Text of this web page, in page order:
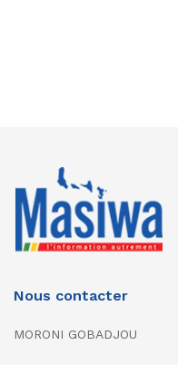
Nous contacter
MORONI GOBADJOU